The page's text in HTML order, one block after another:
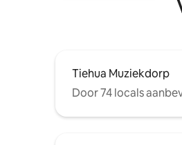
Tiehua Muziekdorp
Door 74 locals